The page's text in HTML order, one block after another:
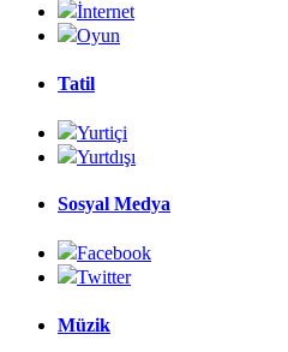
İnternet
Oyun
Tatil
Yurtiçi
Yurtdışı
Sosyal Medya
Facebook
Twitter
Müzik